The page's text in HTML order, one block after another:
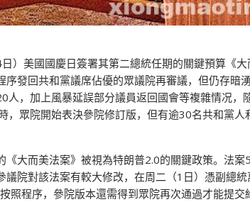
）美國國慶日簽署其第二總統任期的關鍵預算《
發回共和黨議席佔優的眾議院再審議，但仍存暗
人，加上風暴延誤部分議員返回國會等複雜情况，
，眾院開始表決參院修訂版，但有逾30名共和黨人
大而美法案》被視為特朗普2.0的關鍵政策。法
院對該法案有較大修改，在周二（1日）憑副總
程序，參院版本還需得到眾院再次通過才能提交